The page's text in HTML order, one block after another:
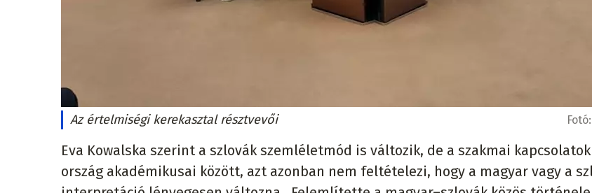
Az értelmiségi kerekasztal résztvevői Fotó:
Eva Kowalska szerint a szlovák szemléletmód is változik, de a szakmai
ország akadémikusai között, azt azonban nem feltételezi, hogy a magyar vagy a